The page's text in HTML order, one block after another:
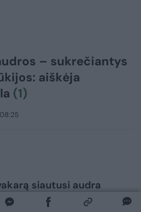
– sukrečiantys
aiškėja
(1)
siautusi audra
Varėnos rajono